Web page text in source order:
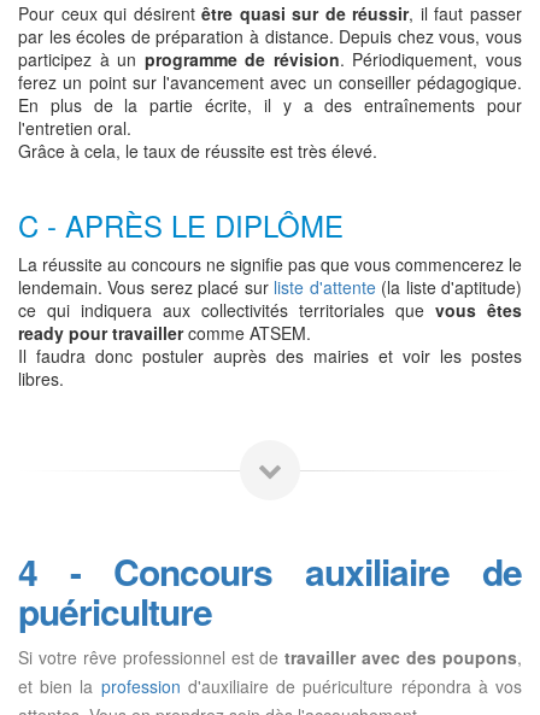
Pour ceux qui désirentêtre quasi sur de réussir, il faut passer
par les écoles de préparation à distance. Depuis chez vous, vous
participez à un programme de révision. Périodiquement, vous
ferez un point sur l'avancement avec un conseiller pédagogique.
En plus de la partie écrite, il y a des entraînements pour
l'entretien oral.
Grâce à cela, le taux de réussite est très élevé.
C - APRÈS LE DIPLÔME
La réussite au concours ne signifie pas que vous commencerez le
lendemain. Vous serez placé sur liste d'attente(la liste d'aptitude)
ce qui indiquera aux collectivités territoriales que vous êtes
ready pour travaillercomme ATSEM.
Il faudra donc postuler auprès des mairies et voir les postes
libres.
4 - Concours auxiliaire de
puériculture
Si votre rêve professionnel est detravailler avec des poupons,
et bien la profession d'auxiliaire de puériculture répondra à vos